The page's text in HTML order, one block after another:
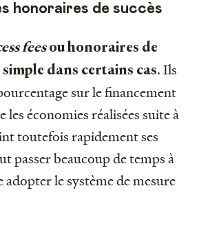
honoraires de succès
feesou honoraires de
simple dans certains cas. Ils
sur le financement
les économies réalisées suite à
toutefois rapidement ses
passer beaucoup de temps à
le système de mesure